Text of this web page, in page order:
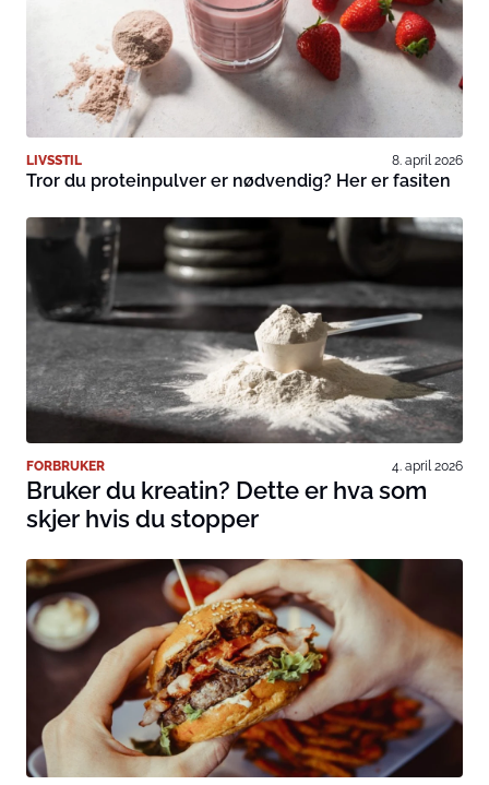
LIVSSTIL 8. april 2026
Tror du proteinpulver er nødvendig? Her er fasiten
FORBRUKER 4. april 2026
Bruker du kreatin? Dette er hva som
skjer hvis du stopper